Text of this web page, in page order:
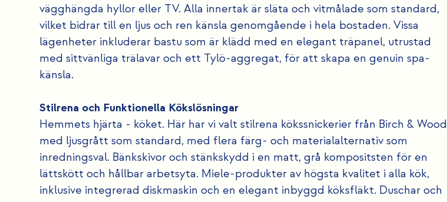
vägghängda hyllor eller TV. Alla innertak är släta och vitmålade som standard,
vilket bidrar till en ljus och ren känsla genomgående i hela bostaden. Vissa
lägenheter inkluderar bastu som är klädd med en elegant träpanel, utrustad
med sittvänliga trälavar och ett Tylö-aggregat, för att skapa en genuin spa-
känsla.
Stilrena och Funktionella Kökslösningar
Hemmets hjärta - köket. Här har vi valt stilrena kökssnickerier från Birch & Wood
med ljusgrått som standard, med flera färg- och materialalternativ som
inredningsval. Bänkskivor och stänkskydd i en matt, grå kompositsten för en
lättskött och hållbar arbetsyta. Miele-produkter av högsta kvalitet i alla kök,
inklusive integrerad diskmaskin och en elegant inbyggd köksfläkt. Duschar och